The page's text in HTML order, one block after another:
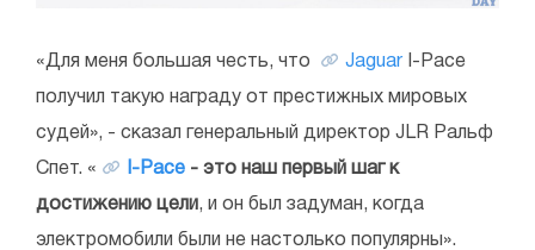
«Для меня большая честь, что Jaguar I-Pace
получил такую награду от престижных мировых
судей», - сказал генеральный директор JLR Ральф
Спет. « I-Pace - это наш первый шаг к
достижению цели , и он был задуман, когда
электромобили были не настолько популярны».